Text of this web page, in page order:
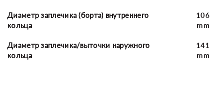
Диаметр заплечика (борта) внутреннего
кольца
106
mm
Диаметр заплечика/выточки наружного
кольца
141
mm